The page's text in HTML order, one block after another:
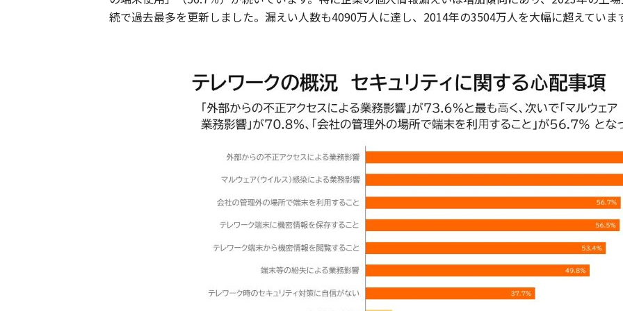
続で過去最多を更新しました。漏えい人数も4090万人に達し、2014年の3504万人を大幅に超えていま